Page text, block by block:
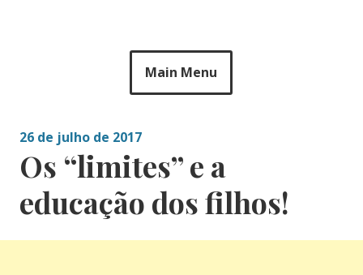
Main Menu
26 de julho de 2017
Os “limites” e a
educação dos filhos!